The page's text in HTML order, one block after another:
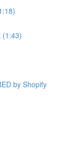
(1:43)
by Shopify